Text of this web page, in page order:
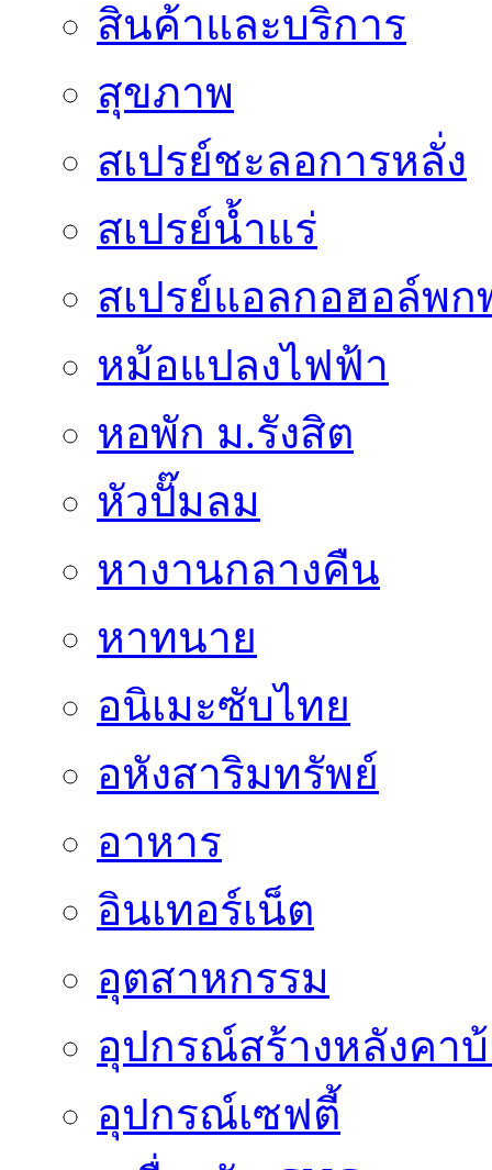
สินค้าและบริการ
สุขภาพ
สเปรย์ชะลอการหลั่ง
สเปรย์น้ำแร่
สเปรย์แอลกอฮอล์พก
หม้อแปลงไฟฟ้า
หอพัก ม.รังสิต
หัวปั๊มลม
หางานกลางคืน
หาทนาย
อนิเมะซับไทย
อหังสาริมทรัพย์
อาหาร
อินเทอร์เน็ต
อุตสาหกรรม
อุปกรณ์สร้างหลังคา
อุปกรณ์เซฟตี้